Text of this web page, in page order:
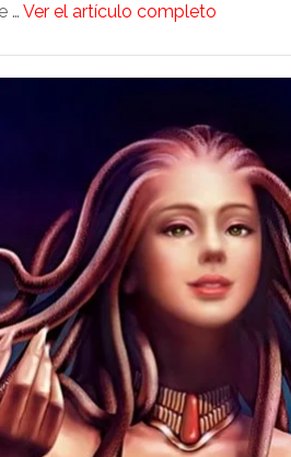
… Ver el artículo completo